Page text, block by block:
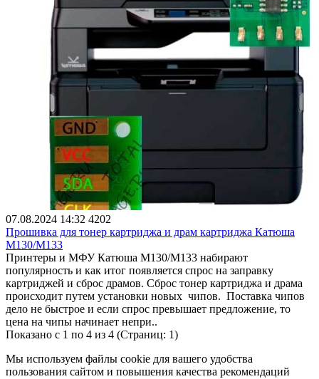
07.08.2024 14:32 4202
Прошивка для тонер картриджа и драм картриджа Катюша
M130/M133
Принтеры и МФУ Катюша M130/M133 набирают
популярность и как итог появляется спрос на заправку
картриджей и сброс драмов. Сброс тонер картриджа и драма
происходит путем установки новых чипов. Поставка чипов
дело не быстрое и если спрос превышает предложение, то
цена на чипы начинает непри..
Показано с 1 по 4 из 4 (Страниц: 1)
Мы используем файлы cookie для вашего удобства
пользования сайтом и повышения качества рекомендаций